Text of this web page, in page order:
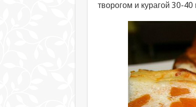
творогом и курагой 30-